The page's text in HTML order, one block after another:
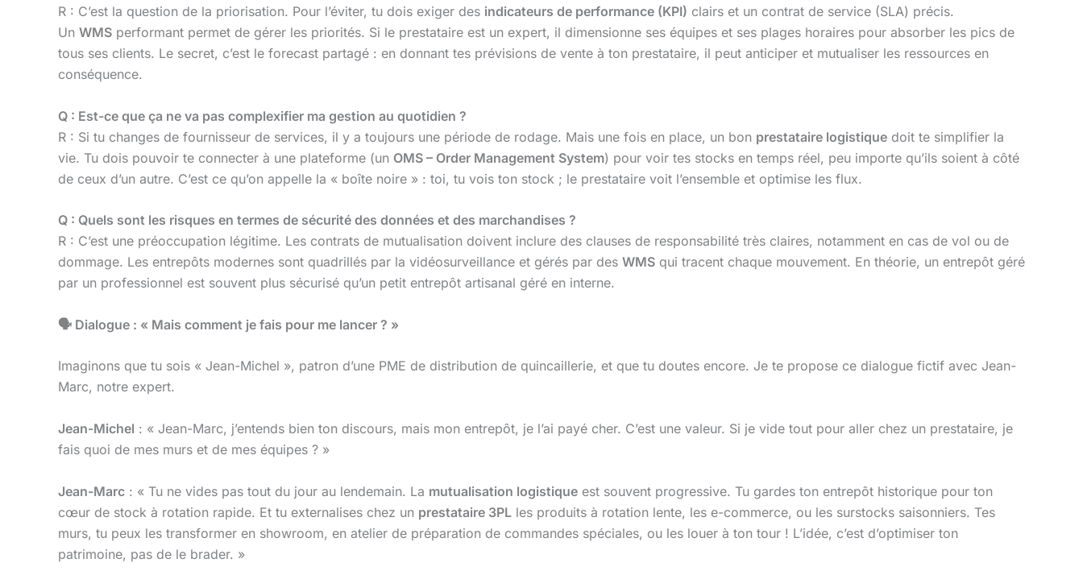
R : C’est la question de la priorisation. Pour l’éviter, tu dois exiger des indicateurs de performance (KPI) clairs et un contrat de service (SLA) précis.
Un WMS performant permet de gérer les priorités. Si le prestataire est un expert, il dimensionne ses équipes et ses plages horaires pour absorber les pics de
tous ses clients. Le secret, c’est le forecast partagé : en donnant tes prévisions de vente à ton prestataire, il peut anticiper et mutualiser les ressources en
conséquence.
Q : Est-ce que ça ne va pas complexifier ma gestion au quotidien ?
R : Si tu changes de fournisseur de services, il y a toujours une période de rodage. Mais une fois en place, un bon prestataire logistique doit te simplifier la
vie. Tu dois pouvoir te connecter à une plateforme (un OMS – Order Management System) pour voir tes stocks en temps réel, peu importe qu’ils soient à côté
de ceux d’un autre. C’est ce qu’on appelle la « boîte noire » : toi, tu vois ton stock ; le prestataire voit l’ensemble et optimise les flux.
Q : Quels sont les risques en termes de sécurité des données et des marchandises ?
R : C’est une préoccupation légitime. Les contrats de mutualisation doivent inclure des clauses de responsabilité très claires, notamment en cas de vol ou de
dommage. Les entrepôts modernes sont quadrillés par la vidéosurveillance et gérés par des WMS qui tracent chaque mouvement. En théorie, un entrepôt géré
par un professionnel est souvent plus sécurisé qu’un petit entrepôt artisanal géré en interne.
🗣 ️ Dialogue : « Mais comment je fais pour me lancer ? »
Imaginons que tu sois « Jean-Michel », patron d’une PME de distribution de quincaillerie, et que tu doutes encore. Je te propose ce dialogue fictif avec Jean-
Marc, notre expert.
Jean-Michel : « Jean-Marc, j’entends bien ton discours, mais mon entrepôt, je l’ai payé cher. C’est une valeur. Si je vide tout pour aller chez un prestataire, je
fais quoi de mes murs et de mes équipes ? »
Jean-Marc : « Tu ne vides pas tout du jour au lendemain. La mutualisation logistique est souvent progressive. Tu gardes ton entrepôt historique pour ton
cœur de stock à rotation rapide. Et tu externalises chez un prestataire 3PL les produits à rotation lente, les e-commerce, ou les surstocks saisonniers. Tes
murs, tu peux les transformer en showroom, en atelier de préparation de commandes spéciales, ou les louer à ton tour ! L’idée, c’est d’optimiser ton
patrimoine, pas de le brader. »